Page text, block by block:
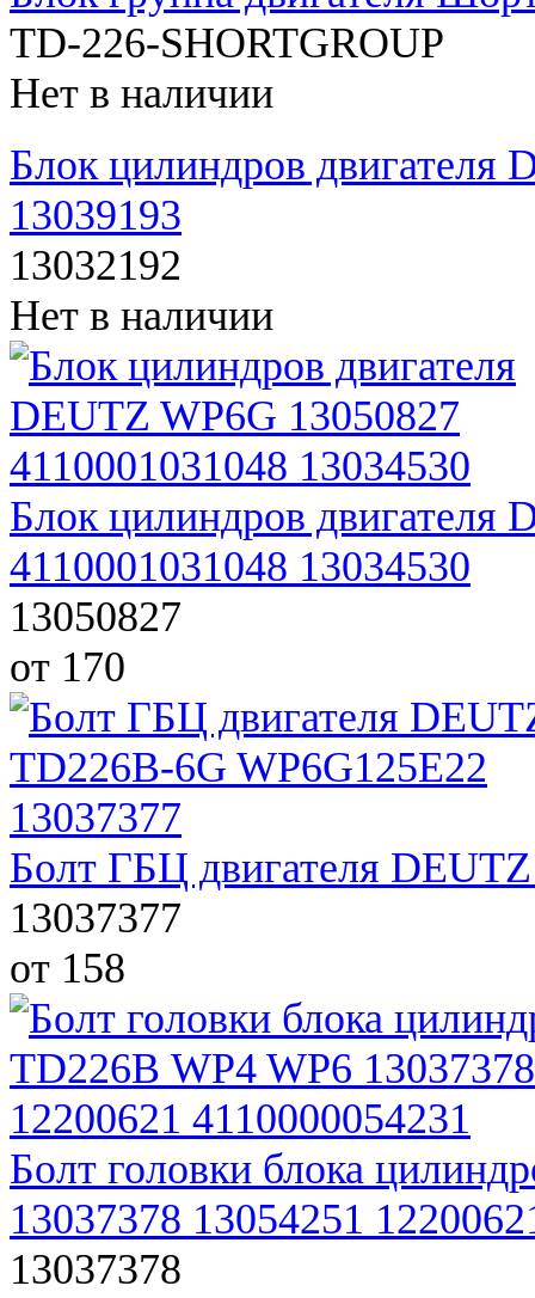
TD-226-SHORTGROUP
Нет в наличии
Блок цилиндров двигателя
13039193
13032192
Нет в наличии
Блок цилиндров двигателя
4110001031048 13034530
13050827
от 170
Болт ГБЦ двигателя
13037377
от 158
Болт головки блока
13037378 13054251
13037378